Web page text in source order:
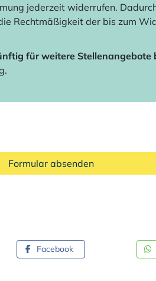
jederzeit widerrufen.
Rechtmäßigkeit der bis zum
für weitere
Formular absenden
Facebook